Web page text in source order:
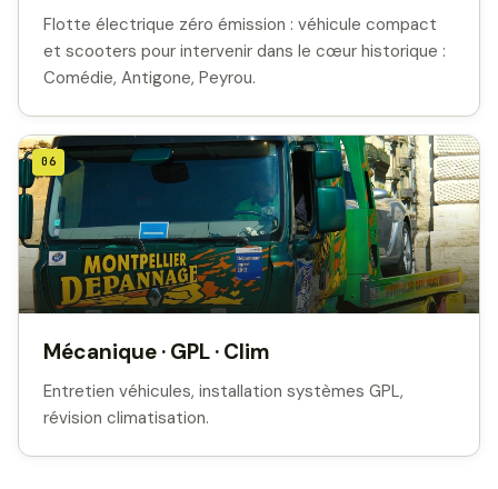
Flotte électrique zéro émission : véhicule compact
et scooters pour intervenir dans le cœur historique :
Comédie, Antigone, Peyrou.
06
Mécanique · GPL · Clim
Entretien véhicules, installation systèmes GPL,
révision climatisation.